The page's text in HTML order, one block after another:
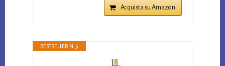
Acquista su Amazon
BESTSELLER N. 5